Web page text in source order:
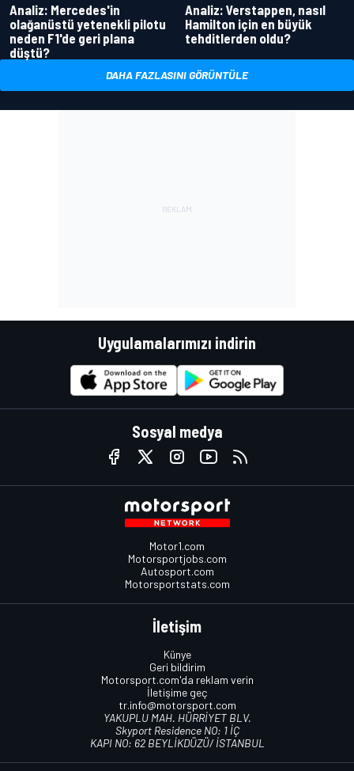
Analiz: Mercedes'in
olağanüstü yetenekli pilotu
neden F1'de geri plana
düştü?
Analiz: Verstappen, nasıl
Hamilton için en büyük
tehditlerden oldu?
DAHA FAZLASINI GÖRÜNTÜLE
Uygulamalarımızı indirin
Sosyal medya
Motor1.com
Motorsportjobs.com
Autosport.com
Motorsportstats.com
İletişim
Künye
Geri bildirim
Motorsport.com'da reklam verin
İletişime geç
tr.info@motorsport.com
YAKUPLU MAH. HÜRRİYET BLV.
Skyport Residence NO: 1 İÇ
KAPI NO: 62 BEYLİKDÜZÜ/ İSTANBUL